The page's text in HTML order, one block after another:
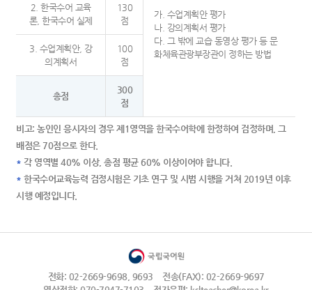
가. 수업계획안 평가
나. 강의계획서 평가
다. 그 밖에 교습 동영상 평가 등 문
화체육관광부장관이 정하는 방법
2. 한국수어 교육
론, 한국수어 실제
130
점
3. 수업계획안, 강
의계획서
100
점
총점
300
점
비고: 농인인 응시자의 경우 제1영역을 한국수어학에 한정하여 검정하며, 그
배점은 70점으로 한다.
* 각 영역별 40% 이상, 총점 평균 60% 이상이어야 합니다.
* 한국수어교육능력 검정시험은 기초 연구 및 시범 시행을 거쳐 2019년 이후
시행 예정입니다.
전화: 02-2669-9698, 9693
전송(FAX): 02-2669-9697